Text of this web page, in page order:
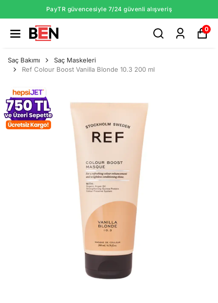
PayTR güvencesiyle 7/24 güvenli alışveriş
0
Saç Bakımı
Saç Maskeleri
Ref Colour Boost Vanilla Blonde 10.3 200 ml